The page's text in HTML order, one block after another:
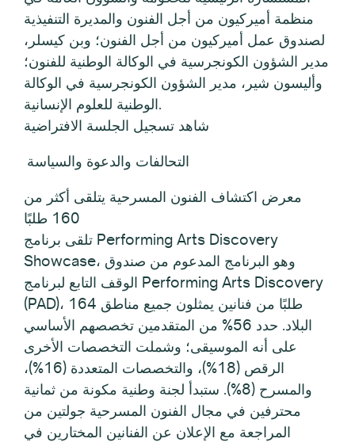
منظمة أميركيون من أجل الفنون والمديرة التنفيذية
لصندوق عمل أميركيون من أجل الفنون؛ وبن كيسلر،
مدير الشؤون الكونجرسية في الوكالة الوطنية للفنون؛
وأليسون شير، مدير الشؤون الكونجرسية في الوكالة
الوطنية للعلوم الإنسانية.
شاهد تسجيل الجلسة الافتراضية
معرض اكتشاف الفنون المسرحية يتلقى أكثر من
160 طلبًا
تلقى برنامج Performing Arts Discovery
Showcase، وهو البرنامج المدعوم من صندوق
الوقف التابع لبرنامج Performing Arts Discovery
(PAD)، 164 طلبًا من فنانين يمثلون جميع مناطق
البلاد. حدد 56% من المتقدمين تخصصهم الأساسي
على أنه الموسيقى؛ وشملت التخصصات الأخرى
الرقص (18%)، والتخصصات المتعددة (16%)،
والمسرح (8%). ستبدأ لجنة وطنية مكونة من ثمانية
محترفين في مجال الفنون المسرحية جولتين من
المراجعة مع الإعلان عن الفنانين المختارين في